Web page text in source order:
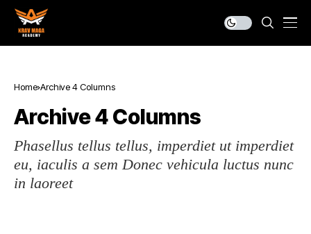
Home Archive 4 Columns
Archive 4 Columns
Phasellus tellus tellus, imperdiet ut imperdiet
eu, iaculis a sem Donec vehicula luctus nunc
in laoreet